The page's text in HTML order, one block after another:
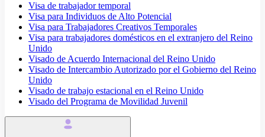
Visa de trabajador temporal
Visa para Individuos de Alto Potencial
Visa para Trabajadores Creativos Temporales
Visa para trabajadores domésticos en el extranjero del Reino
Unido
Visado de Acuerdo Internacional del Reino Unido
Visado de Intercambio Autorizado por el Gobierno del Reino
Unido
Visado de trabajo estacional en el Reino Unido
Visado del Programa de Movilidad Juvenil